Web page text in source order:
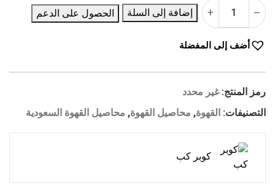
–
+ إضافة إلى السلة الحصول على الدعم
أضف إلى المفضلة
رمز المنتج:غير محدد
التصنيفات: القهوة, محاصيل القهوة, محاصيل القهوة السعودية
كوبر كب